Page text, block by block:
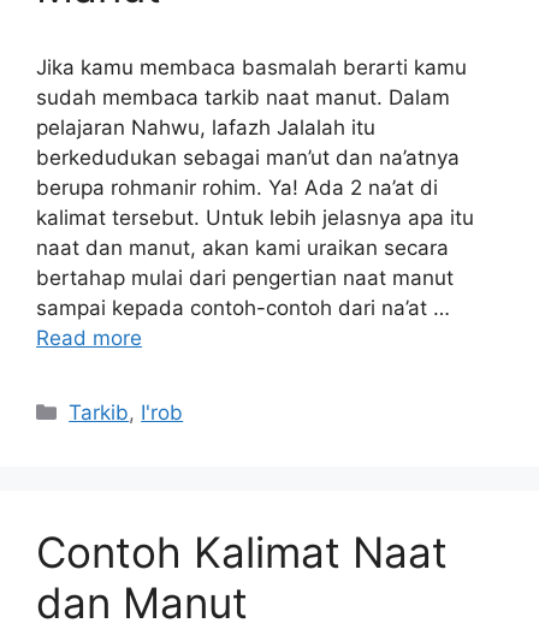
Jika kamu membaca basmalah berarti kamu
sudah membaca tarkib naat manut. Dalam
pelajaran Nahwu, lafazh Jalalah itu
berkedudukan sebagai man’ut dan na’atnya
berupa rohmanir rohim. Ya! Ada 2 na’at di
kalimat tersebut. Untuk lebih jelasnya apa itu
naat dan manut, akan kami uraikan secara
bertahap mulai dari pengertian naat manut
sampai kepada contoh-contoh dari na’at …
Read more
Kategori
Tarkib, I'rob
Contoh Kalimat Naat
dan Manut